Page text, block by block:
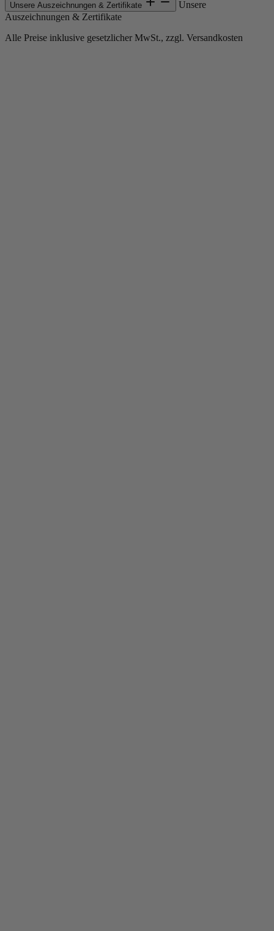
Unsere Auszeichnungen & Zertifikate
Unsere
Auszeichnungen & Zertifikate
Alle Preise inklusive gesetzlicher MwSt., zzgl. Versandkosten